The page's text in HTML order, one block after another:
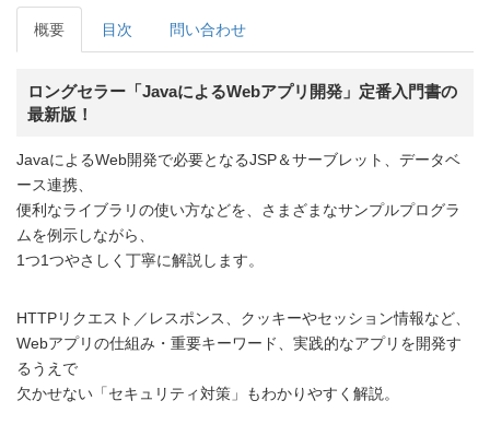
概要 目次 問い合わせ
ロングセラー「JavaによるWebアプリ開発」定番入門書の
最新版！
JavaによるWeb開発で必要となるJSP＆サーブレット、データベ
ース連携、
便利なライブラリの使い方などを、さまざまなサンプルプログラ
ムを例示しながら、
1つ1つやさしく丁寧に解説します。
HTTPリクエスト／レスポンス、クッキーやセッション情報など、
Webアプリの仕組み・重要キーワード、実践的なアプリを開発す
るうえで
欠かせない「セキュリティ対策」もわかりやすく解説。